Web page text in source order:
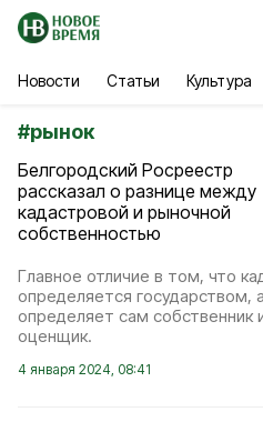
Новости Статьи Культура
#рынок
Белгородский Росреестр
рассказал о разнице между
кадастровой и рыночной
собственностью
Главное отличие в том, что
определяется государством,
определяет сам собственник
оценщик.
4 января 2024, 08:41